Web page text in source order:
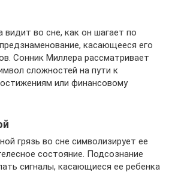
видит во сне, как он шагает по
касающееся его
Сонник Миллера рассматривает
сложностей на пути к
или финансовому
грязь во сне символизирует ее
состояние. Подсознание
сигналы, касающиеся ее ребенка